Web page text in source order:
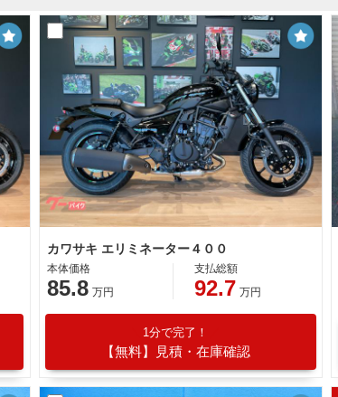
カワサキ エリミネーター４００
本体価格
85.8 万円
支払総額
92.7 万円
1分で完了！
【無料】見積・在庫確認